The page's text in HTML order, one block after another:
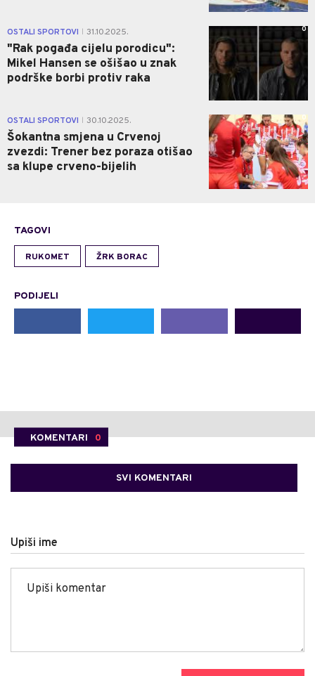
OSTALI SPORTOVI 31.10.2025.
"Rak pogađa cijelu porodicu":
Mikel Hansen se ošišao u znak
podrške borbi protiv raka
0
OSTALI SPORTOVI 30.10.2025.
Šokantna smjena u Crvenoj
zvezdi: Trener bez poraza otišao
sa klupe crveno-bijelih
0
TAGOVI
RUKOMET ŽRK BORAC
PODIJELI
KOMENTARI 0
SVI KOMENTARI
Upiši ime